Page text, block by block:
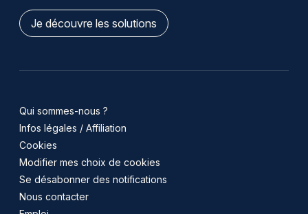
Je découvre les solutions
Qui sommes-nous ?
Infos légales / Affiliation
Cookies
Modifier mes choix de cookies
Se désabonner des notifications
Nous contacter